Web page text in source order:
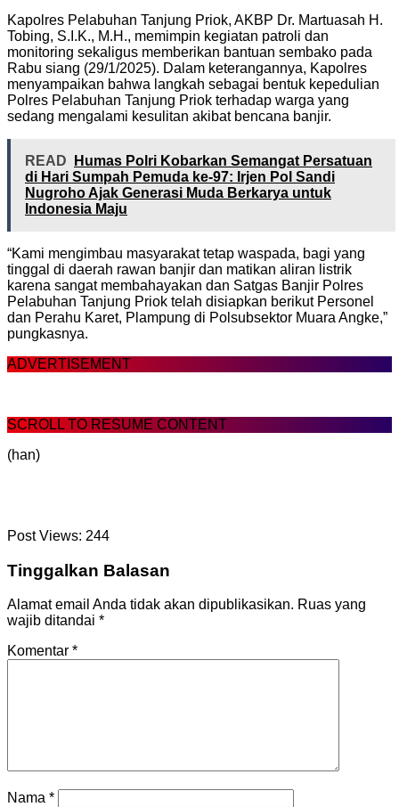
Kapolres Pelabuhan Tanjung Priok, AKBP Dr. Martuasah H.
Tobing, S.I.K., M.H., memimpin kegiatan patroli dan
monitoring sekaligus memberikan bantuan sembako pada
Rabu siang (29/1/2025). Dalam keterangannya, Kapolres
menyampaikan bahwa langkah sebagai bentuk kepedulian
Polres Pelabuhan Tanjung Priok terhadap warga yang
sedang mengalami kesulitan akibat bencana banjir.
READ
Humas Polri Kobarkan Semangat Persatuan
di Hari Sumpah Pemuda ke-97: Irjen Pol Sandi
Nugroho Ajak Generasi Muda Berkarya untuk
Indonesia Maju
“Kami mengimbau masyarakat tetap waspada, bagi yang
tinggal di daerah rawan banjir dan matikan aliran listrik
karena sangat membahayakan dan Satgas Banjir Polres
Pelabuhan Tanjung Priok telah disiapkan berikut Personel
dan Perahu Karet, Plampung di Polsubsektor Muara Angke,”
pungkasnya.
ADVERTISEMENT
SCROLL TO RESUME CONTENT
(han)
Post Views: 244
Tinggalkan Balasan
Alamat email Anda tidak akan dipublikasikan. Ruas yang
wajib ditandai *
Komentar *
Nama *